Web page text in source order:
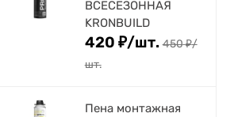
ВСЕСЕЗОННАЯ
KRONBUILD
420 ₽/шт. 450₽/
шт.
Пена монтажная